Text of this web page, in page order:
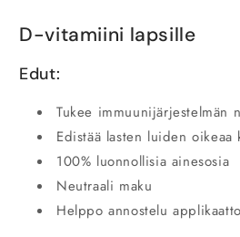
D-vitamiini lapsille
Edut:
Tukee immuunijärjestelmän
Edistää lasten luiden oikeaa
100% luonnollisia ainesosia
Neutraali maku
Helppo annostelu